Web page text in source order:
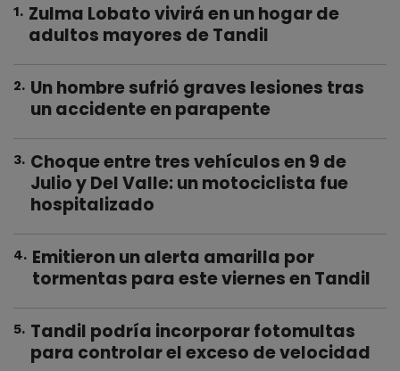
1. Zulma Lobato vivirá en un hogar de
adultos mayores de Tandil
2. Un hombre sufrió graves lesiones tras
un accidente en parapente
3. Choque entre tres vehículos en 9 de
Julio y Del Valle: un motociclista fue
hospitalizado
4. Emitieron un alerta amarilla por
tormentas para este viernes en Tandil
5. Tandil podría incorporar fotomultas
para controlar el exceso de velocidad